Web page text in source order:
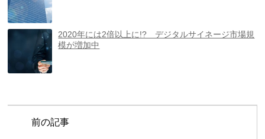
2020年には2倍以上に!? デジタルサイネージ市場規
模が増加中
前の記事